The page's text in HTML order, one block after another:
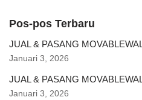
Pos-pos Terbaru
JUAL & PASANG
Januari 3, 2026
JUAL & PASANG
Januari 3, 2026